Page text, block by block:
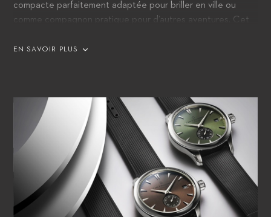
compacte parfaitement adaptée pour briller en ville ou
comme compagnon pratique pour d’autres aventures. Cet
périphérique bidirectionnelle du système de remontage, qui
EN SAVOIR PLUS